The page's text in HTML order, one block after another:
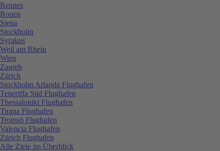
Rennes
Rouen
Siena
Stockholm
Syrakus
Weil am Rhein
Wien
Zagreb
Zürich
Stockholm Arlanda Flughafen
Teneriffa Süd Flughafen
Thessaloniki Flughafen
Tirana Flughafen
Tromsö Flughafen
Valencia Flughafen
Zürich Flughafen
Alle Ziele im Überblick